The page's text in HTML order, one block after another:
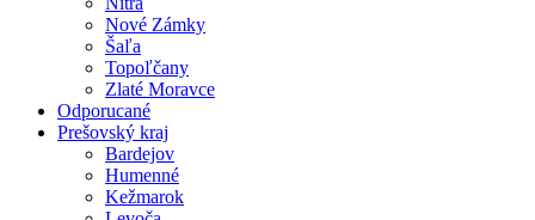
Nové Zámky
Šaľa
Topoľčany
Zlaté Moravce
Odporucané
Prešovský kraj
Bardejov
Humenné
Kežmarok